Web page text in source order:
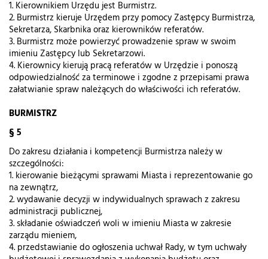
1. Kierownikiem Urzędu jest Burmistrz.
2. Burmistrz kieruje Urzędem przy pomocy Zastępcy Burmistrza,
Sekretarza, Skarbnika oraz kierowników referatów.
3. Burmistrz może powierzyć prowadzenie spraw w swoim
imieniu Zastępcy lub Sekretarzowi.
4. Kierownicy kierują pracą referatów w Urzędzie i ponoszą
odpowiedzialność za terminowe i zgodne z przepisami prawa
załatwianie spraw należących do właściwości ich referatów.
BURMISTRZ
§ 5
Do zakresu działania i kompetencji Burmistrza należy w
szczególności:
1. kierowanie bieżącymi sprawami Miasta i reprezentowanie go
na zewnątrz,
2. wydawanie decyzji w indywidualnych sprawach z zakresu
administracji publicznej,
3. składanie oświadczeń woli w imieniu Miasta w zakresie
zarządu mieniem,
4. przedstawianie do ogłoszenia uchwał Rady, w tym uchwały